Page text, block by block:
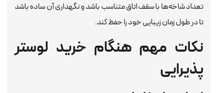
تعداد شاخه‌ها با سقف اتاق متناسب باشد و نگهداری آن ساده باشد
تا در طول زمان زیبایی خود را حفظ کند.
نکات مهم هنگام خرید لوستر
پذیرایی